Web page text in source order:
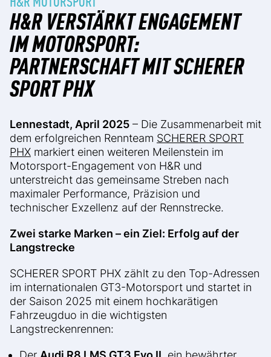
H&R VERSTÄRKT ENGAGEMENT
IM MOTORSPORT:
PARTNERSCHAFT MIT SCHERER
SPORT PHX
Lennestadt, April 2025 – Die Zusammenarbeit mit
dem erfolgreichen Rennteam SCHERER SPORT
PHX markiert einen weiteren Meilenstein im
Motorsport-Engagement von H&R und
unterstreicht das gemeinsame Streben nach
maximaler Performance, Präzision und
technischer Exzellenz auf der Rennstrecke.
Zwei starke Marken – ein Ziel: Erfolg auf der
Langstrecke
SCHERER SPORT PHX zählt zu den Top-Adressen
im internationalen GT3-Motorsport und startet in
der Saison 2025 mit einem hochkarätigen
Fahrzeugduo in die wichtigsten
Langstreckenrennen: